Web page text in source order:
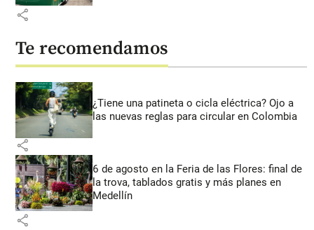
share
Te recomendamos
¿Tiene una patineta o cicla eléctrica? Ojo a
las nuevas reglas para circular en Colombia
share
6 de agosto en la Feria de las Flores: final de
la trova, tablados gratis y más planes en
Medellín
share